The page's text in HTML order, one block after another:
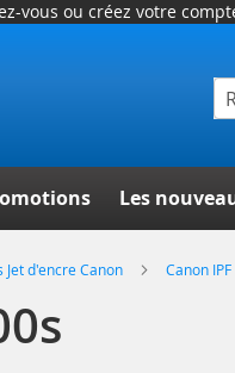
vous ou créez votre
Les
Jet d'encre Canon Canon IPF